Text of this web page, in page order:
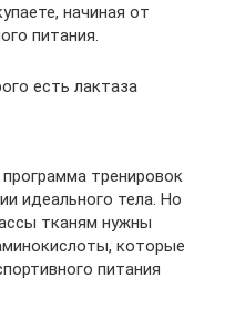
начиная от
питания.
есть лактаза
тренировок
идеального тела. Но
тканям нужны
которые
питания